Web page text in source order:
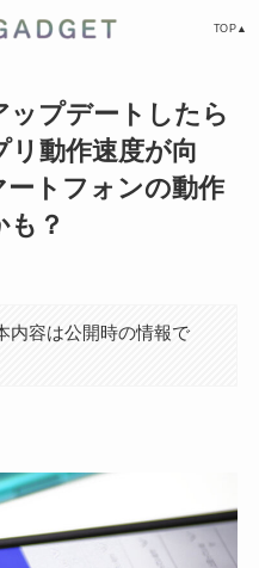
TOP▲
プデートしたら
リ動作速度が向
トフォンの動作
？
内容は公開時の情報で